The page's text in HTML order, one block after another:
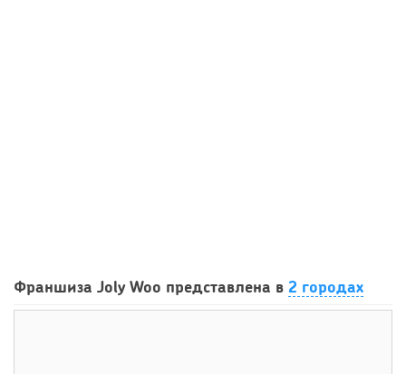
открытия заведения
Франшиза Joly Woo представлена в 2 городах